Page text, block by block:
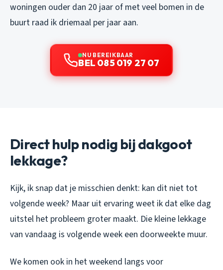
woningen ouder dan 20 jaar of met veel bomen in de
buurt raad ik driemaal per jaar aan.
NU BEREIKBAAR
BEL 085 019 27 07
Direct hulp nodig bij dakgoot
lekkage?
Kijk, ik snap dat je misschien denkt: kan dit niet tot
volgende week? Maar uit ervaring weet ik dat elke dag
uitstel het probleem groter maakt. Die kleine lekkage
van vandaag is volgende week een doorweekte muur.
We komen ook in het weekend langs voor